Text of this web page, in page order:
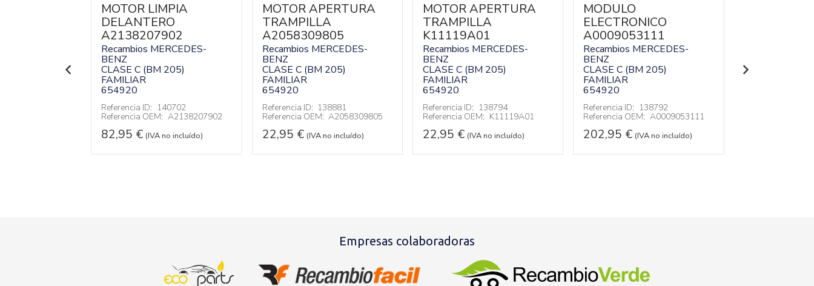
MOTOR LIMPIA
DELANTERO
A2138207902
Recambios MERCEDES-
BENZ
CLASE C (BM 205)
FAMILIAR
654920
Referencia ID: 140702
Referencia OEM: A2138207902
82,95 € (IVA no incluído)
MOTOR APERTURA
TRAMPILLA
A2058309805
Recambios MERCEDES-
BENZ
CLASE C (BM 205)
FAMILIAR
654920
Referencia ID: 138881
Referencia OEM: A2058309805
22,95 € (IVA no incluído)
MOTOR APERTURA
TRAMPILLA
K11119A01
Recambios MERCEDES-
BENZ
CLASE C (BM 205)
FAMILIAR
654920
Referencia ID: 138794
Referencia OEM: K11119A01
22,95 € (IVA no incluído)
MODULO
ELECTRONICO
A0009053111
Recambios MERCEDES-
BENZ
CLASE C (BM 205)
FAMILIAR
654920
Referencia ID: 138792
Referencia OEM: A0009053111
202,95 € (IVA no incluído)
FAMILIAR
654920
Empresas colaboradoras